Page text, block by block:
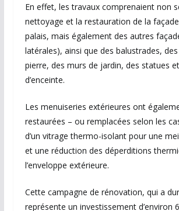
En effet, les travaux comprenaient non
nettoyage et la restauration de la
palais, mais également des autres
latérales), ainsi que des balustrades,
pierre, des murs de jardin, des statues
d’enceinte.
Les menuiseries extérieures ont
restaurées – ou remplacées selon les
d’un vitrage thermo-isolant pour une
et une réduction des déperditions
l’enveloppe extérieure.
Cette campagne de rénovation, qui a
représente un investissement d’environ